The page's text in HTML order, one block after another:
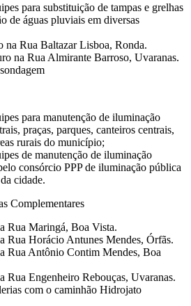
para substituição de tampas e grelhas
de águas pluviais em diversas
na Rua Baltazar Lisboa, Ronda.
na Rua Almirante Barroso, Uvaranas.
para manutenção de iluminação
praças, parques, canteiros centrais,
rurais do município;
de manutenção de iluminação
consórcio PPP de iluminação pública
cidade.
Complementares
Rua Maringá, Boa Vista.
Rua Horácio Antunes Mendes, Órfãs.
Rua Antônio Contim Mendes, Boa
Rua Engenheiro Rebouças, Uvaranas.
com o caminhão Hidrojato